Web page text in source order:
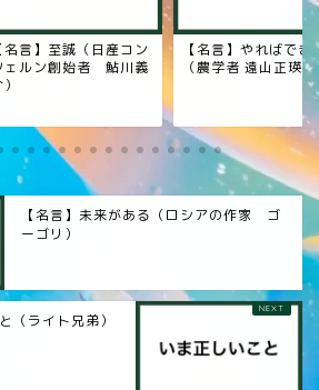
名言】やればできる
農学者 遠山正瑛）
【名言】考え方一つ
業家 松永安左エ門）
【名言】未来がある（ロシアの作家 ゴ
ーゴリ）
（ライト兄弟）